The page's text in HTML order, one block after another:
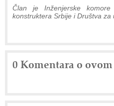
Član je Inženjerske komore
konstruktera Srbije i Društva za
0 Komentara o